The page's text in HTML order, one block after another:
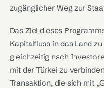
zugänglicher Weg zur
Das Ziel dieses
Kapitalfluss in das Land
gleichzeitig nach
mit der Türkei zu
Transaktion, die sich mit